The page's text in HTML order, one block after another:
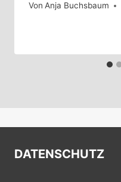
Von Anja Buchsbaum
DATENSCHUTZ